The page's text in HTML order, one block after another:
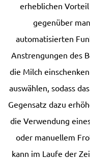
erheblichen
gegenüber
automatisierten
Anstrengungen des
die Milch
auswählen, sodass
Gegensatz dazu
die Verwendung
oder manuellem
kann im Laufe der